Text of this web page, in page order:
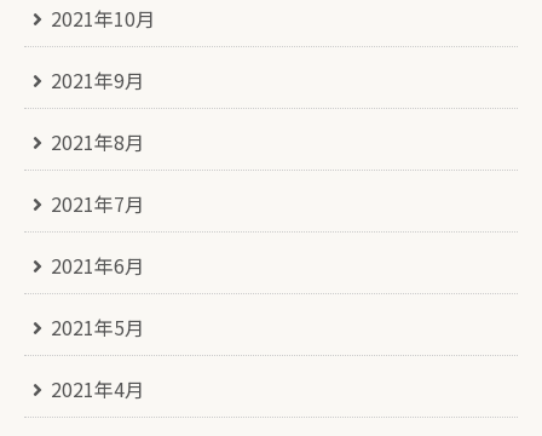
2021年10月
2021年9月
2021年8月
2021年7月
2021年6月
2021年5月
2021年4月